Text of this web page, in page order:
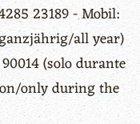
23189 - Mobil:
all year)
(solo durante
only during the